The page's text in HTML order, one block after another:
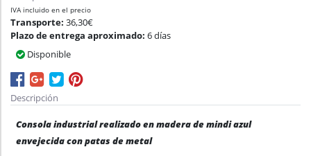
IVA incluido en el precio
Transporte: 36,30€
Plazo de entrega aproximado: 6 días
Disponible
Descripción
Consola industrial realizado en madera de mindi azul
envejecida con patas de metal